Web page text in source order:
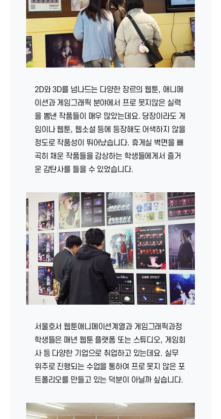
2D와 3D를 넘나드는 다양한 장르의 웹툰, 애니메
이션과 게임그래픽 분야에서 프로 못지않은 실력
을 뽐낸 작품들이 매우 많았는데요. 당장이라도 게
임이나 웹툰, 웹소설 등에 등장해도 어색하지 않을
정도로 작품성이 뛰어났습니다. 휴게실 벽면을 빼
곡히 채운 작품들을 감상하는 학생들에게서 즐거
운 감탄사를 들을 수 있었습니다.
서울호서 웹툰애니메이션계열과 게임그래픽과정
학생들은 매년 웹툰 플랫폼 또는 스튜디오, 게임회
사 등 다양한 기업으로 취업하고 있는데요. 실무
위주로 진행되는 수업을 통하여 프로 못지 않은 포
트폴리오를 만들고 있는 덕분이 아닐까 싶습니다.